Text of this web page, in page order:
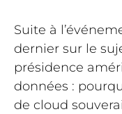
Suite à
dernier sur le
présidence
données :
de cloud